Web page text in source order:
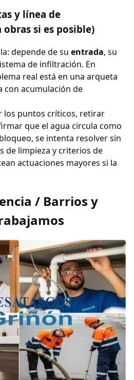
y línea de
si es posible)
depende de su entrada, su
de infiltración. En
real está en una arqueta
con acumulación de
los puntos críticos, retirar
que el agua circula como
se intenta resolver sin
de limpieza y criterios de
actuaciones mayores si la
/ Barrios y